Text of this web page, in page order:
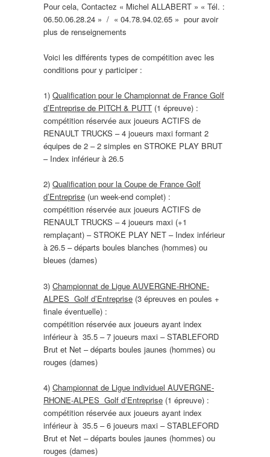
Pour cela, Contactez « Michel ALLABERT » « Tél. :
06.50.06.28.24 » / « 04.78.94.02.65 » pour avoir
plus de renseignements
Voici les différents types de compétition avec les
conditions pour y participer :
1)Qualification pour le Championnat de France Golf
d’Entreprise de PITCH & PUTT (1 épreuve) :
compétition réservée aux joueurs ACTIFS de
RENAULT TRUCKS – 4 joueurs maxi formant 2
équipes de 2 – 2 simples en STROKE PLAY BRUT
– Index inférieur à 26.5
2)Qualification pour la Coupe de France Golf
d’Entreprise (un week-end complet) :
compétition réservée aux joueurs ACTIFS de
RENAULT TRUCKS – 4 joueurs maxi (+1
remplaçant) – STROKE PLAY NET – Index inférieur
à 26.5 – départs boules blanches (hommes) ou
bleues (dames)
3)Championnat de Ligue AUVERGNE-RHONE-
ALPES Golf d’Entreprise (3 épreuves en poules +
finale éventuelle) :
compétition réservée aux joueurs ayant index
inférieur à 35.5 – 7 joueurs maxi – STABLEFORD
Brut et Net – départs boules jaunes (hommes) ou
rouges (dames)
4)Championnat de Ligue individuel AUVERGNE-
RHONE-ALPES Golf d’Entreprise (1 épreuve) :
compétition réservée aux joueurs ayant index
inférieur à 35.5 – 6 joueurs maxi – STABLEFORD
Brut et Net – départs boules jaunes (hommes) ou
rouges (dames)